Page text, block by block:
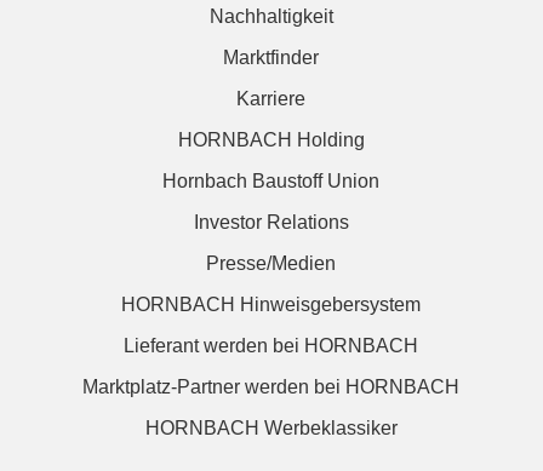
Nachhaltigkeit
Marktfinder
Karriere
HORNBACH Holding
Hornbach Baustoff Union
Investor Relations
Presse/Medien
HORNBACH Hinweisgebersystem
Lieferant werden bei HORNBACH
Marktplatz-Partner werden bei HORNBACH
HORNBACH Werbeklassiker